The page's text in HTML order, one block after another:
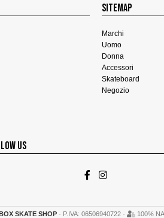
SITEMAP
Marchi
Uomo
Donna
Accessori
Skateboard
Negozio
US
SKATE SHOP- P.IVA: 06506940722 - 100%